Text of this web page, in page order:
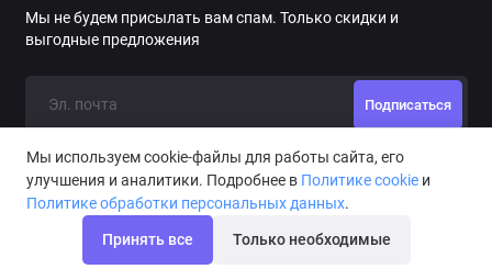
Мы не будем присылать вам спам. Только скидки и
выгодные предложения
Подписаться
Мы используем cookie-файлы для работы сайта, его
улучшения и аналитики. Подробнее в Политике cookie и
Политике обработки персональных данных.
Принять все Только необходимые